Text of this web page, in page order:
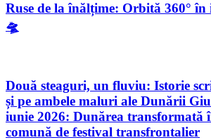
Ruse de la înălțime: Orbită 360°
🛸
Două steaguri, un fluviu: Istorie
și pe ambele maluri ale Dunării
iunie 2026: Dunărea transformată
comună de festival transfrontalier